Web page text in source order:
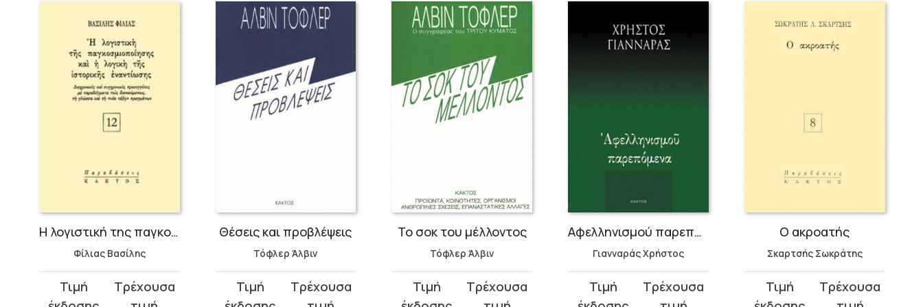
Η λογιστική της παγκοσμιοποίησης και η λογική της ιστορικής εναντίωσης
Φίλιας Βασίλης
Original
Θέσεις και προβλέψεις
Τόφλερ Άλβιν
Original
Το σοκ του μέλλοντος
Τόφλερ Άλβιν
Original
Αφελληνισμού παρεπόμενα
Γιανναράς Χρήστος
Original
Ο ακροατής
Σκαρτσής Σωκράτης
Original